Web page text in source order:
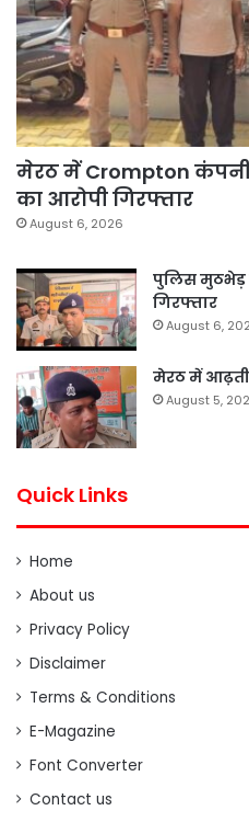
मेरठ में Crompton
का आरोपी गिरफ्तार
August 6, 2026
पुलिस मुठभेड़
गिरफ्तार
August 6,
मेरठ में
August 5,
Quick Links
Home
About us
Privacy Policy
Disclaimer
Terms & Conditions
E-Magazine
Font Converter
Contact us